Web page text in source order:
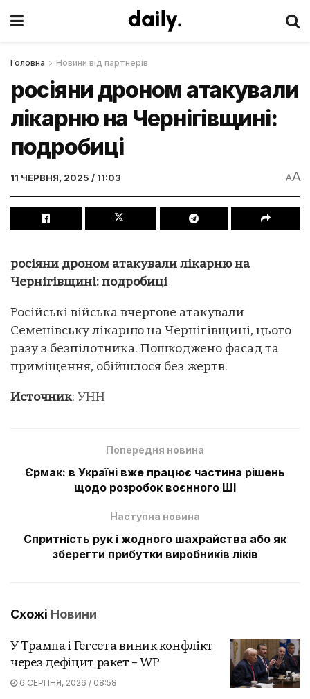
Головна Новини від партнерів
росіяни дроном атакували
лікарню на Чернігівщині:
подробиці
11 ЧЕРВНЯ, 2025 / 11:03 AA
росіяни дроном атакували лікарню на
Чернігівщині: подробиці
Російські війська вчергове атакували
Семенівську лікарню на Чернігівщині, цього
разу з безпілотника. Пошкоджено фасад та
приміщення, обійшлося без жертв.
Источник: УНН
Попередня новина
Єрмак: в Україні вже працює частина рішень
щодо розробок воєнного ШІ
Наступна новина
Спритність рук і жодного шахрайства або як
зберегти прибутки виробників ліків
Схожі Новини
У Трампа і Гегсета виник конфлікт
через дефіцит ракет – WP
6 СЕРПНЯ, 2026 / 08:58